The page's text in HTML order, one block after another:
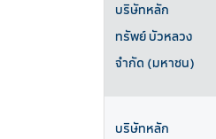
บริษัทหลัก
ทรัพย์ บัวหลวง
จำกัด (มหาชน)
บริษัทหลัก